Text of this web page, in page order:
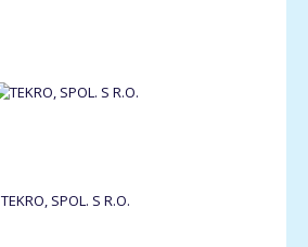
TEKRO, SPOL. S R.O.